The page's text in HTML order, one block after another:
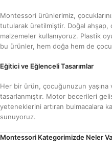
Montessori ürünlerimiz,
tutularak üretilmiştir. Doğal
malzemeler kullanıyoruz. Plastik
bu ürünler, hem doğa hem de
Eğitici ve Eğlenceli Tasarımlar
Her bir ürün, çocuğunuzun
tasarlanmıştır. Motor becerileri
yeteneklerini artıran bulmacalara
sunuyoruz.
Montessori Kategorimizde Neler